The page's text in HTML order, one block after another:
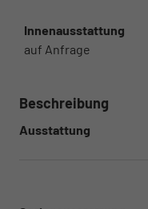
Innenausstattung
auf Anfrage
Beschreibung
Ausstattung